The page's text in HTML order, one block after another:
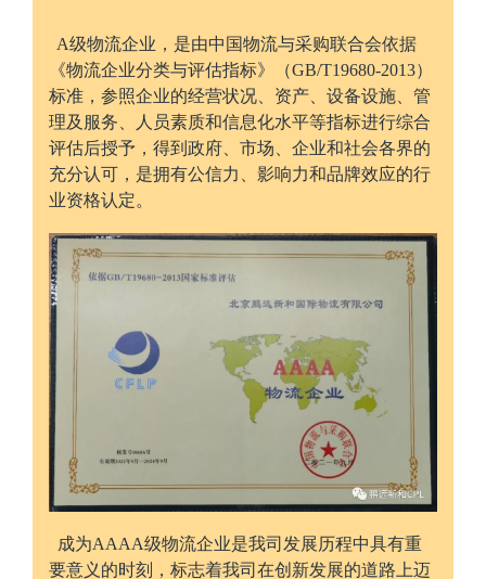
A级物流企业，是由中国物流与采购联合会依据
《物流企业分类与评估指标》（GB/T19680-2013）
标准，参照企业的经营状况、资产、设备设施、管
理及服务、人员素质和信息化水平等指标进行综合
评估后授予，得到政府、市场、企业和社会各界的
充分认可，是拥有公信力、影响力和品牌效应的行
业资格认定。
成为AAAA级物流企业是我司发展历程中具有重
要意义的时刻，标志着我司在创新发展的道路上迈